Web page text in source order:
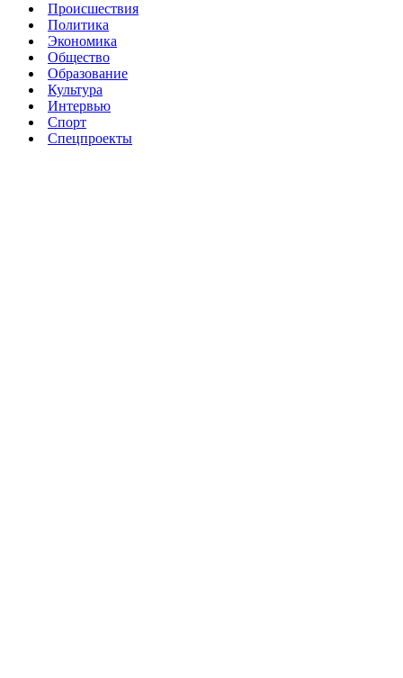
Происшествия
Политика
Экономика
Общество
Образование
Культура
Интервью
Спорт
Спецпроекты